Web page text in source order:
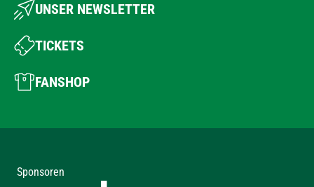
UNSER NEWSLETTER
TICKETS
FANSHOP
Sponsoren